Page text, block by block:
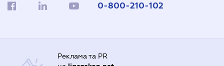
0-800-210-102
Реклама та PR